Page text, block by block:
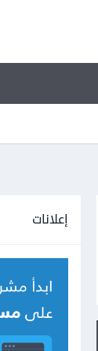
إعلانات